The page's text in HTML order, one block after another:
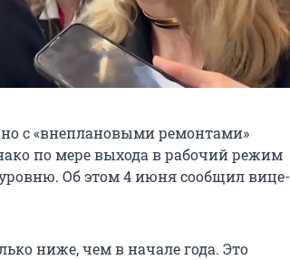
с «внеплановыми ремонтами»
по мере выхода в рабочий режим
Об этом 4 июня сообщил вице-
ниже, чем в начале года. Это